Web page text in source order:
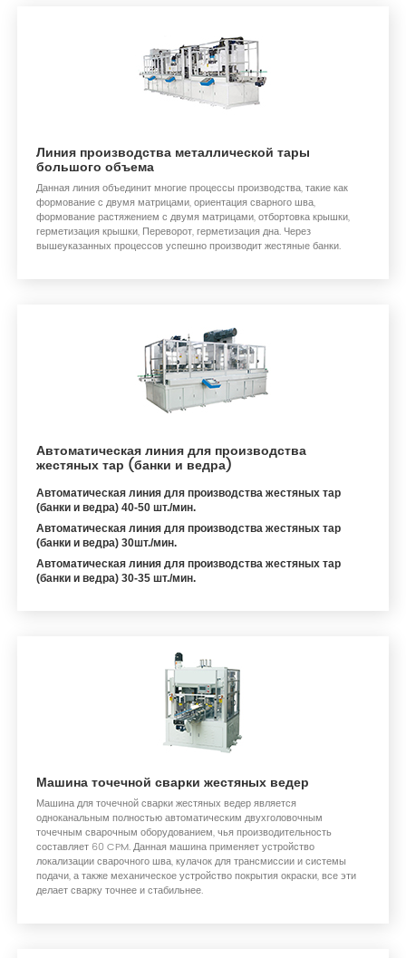
Линия производства металлической тары
большого объема
Данная линия объединит многие процессы производства, такие как
формование с двумя матрицами, ориентация сварного шва,
формование растяжением с двумя матрицами, отбортовка крышки,
герметизация крышки, Переворот, герметизация дна. Через
вышеуказанных процессов успешно производит жестяные банки.
Автоматическая линия для производства
жестяных тар (банки и ведра)
Автоматическая линия для производства жестяных тар
(банки и ведра) 40-50 шт./мин.
Автоматическая линия для производства жестяных тар
(банки и ведра) 30шт./мин.
Автоматическая линия для производства жестяных тар
(банки и ведра) 30-35 шт./мин.
Машина точечной сварки жестяных ведер
Машина для точечной сварки жестяных ведер является
одноканальным полностью автоматическим двухголовочным
точечным сварочным оборудованием, чья производительность
составляет 60 CPM. Данная машина применяет устройство
локализации сварочного шва, кулачок для трансмиссии и системы
подачи, а также механическое устройство покрытия окраски, все эти
делает сварку точнее и стабильнее.